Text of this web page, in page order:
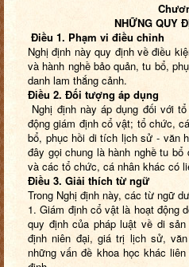
NHỮNG QUY
Điều 1. Phạm vi điều chỉnh
Nghị định này quy định về điều
và hành nghề bảo quản, tu bổ,
danh lam thắng cảnh.
Điều 2. Đối tượng áp dụng
Nghị định này áp dụng đối với
động giám định cổ vật; tổ chức,
bổ, phục hồi di tích lịch sử - văn
đây gọi chung là hành nghề tu
và các tổ chức, cá nhân khác có
Điều 3. Giải thích từ ngữ
Trong Nghị định này, các từ ngữ
1. Giám định cổ vật là hoạt động
quy định của pháp luật về di
định niên đại, giá trị lịch sử,
những vấn đề khoa học khác